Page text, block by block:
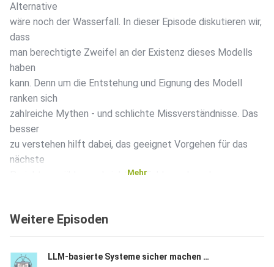
Alternative
wäre noch der Wasserfall. In dieser Episode diskutieren wir,
dass
man berechtigte Zweifel an der Existenz dieses Modells
haben
kann. Denn um die Entstehung und Eignung des Modell
ranken sich
zahlreiche Mythen - und schlichte Missverständnisse. Das
besser
zu verstehen hilft dabei, das geeignet Vorgehen für das
nächste
Projekt zu wählen und nicht die Fehler zu begehen, vor
Präsentation
Mehr
Weitere Episoden
LLM-basierte Systeme sicher machen mit Sönke Magnussen